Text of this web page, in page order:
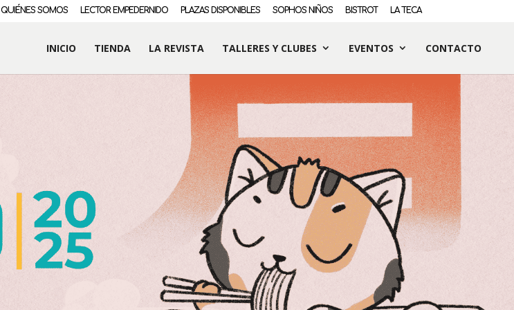
QUIÉNES SOMOS LECTOR EMPEDERNIDO PLAZAS DISPONIBLES SOPHOS NIÑOS BISTROT LA TECA
INICIO TIENDA LA REVISTA TALLERES Y CLUBES EVENTOS CONTACTO